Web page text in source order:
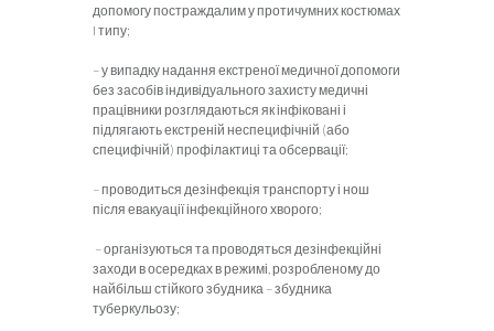
допомогу постраждалим у протичумних костюмах
I типу;
– у випадку надання екстреної медичної допомоги
без засобів індивідуального захисту медичні
працівники розглядаються як інфіковані і
підлягають екстреній неспецифічній (або
специфічній) профілактиці та обсервації;
– проводиться дезінфекція транспорту і нош
після евакуації інфекційного хворого;
– організуються та проводяться дезінфекційні
заходи в осередках в режимі, розробленому до
найбільш стійкого збудника – збудника
туберкульозу;